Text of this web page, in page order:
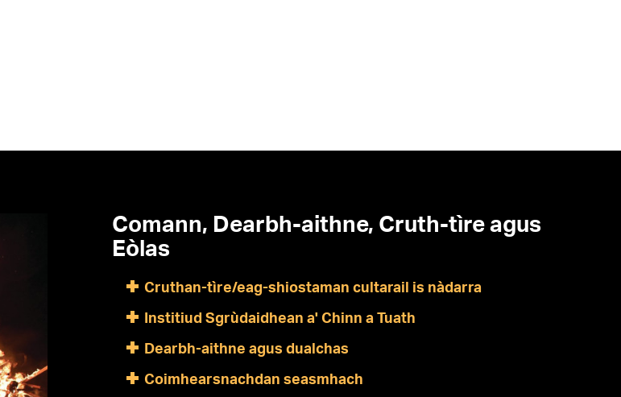
Comann, Dearbh-aithne, Cruth-tìre agus
Eòlas
Cruthan-tìre/eag-shiostaman cultarail is nàdarra
Institiud Sgrùdaidhean a' Chinn a Tuath
Dearbh-aithne agus dualchas
Coimhearsnachdan seasmhach